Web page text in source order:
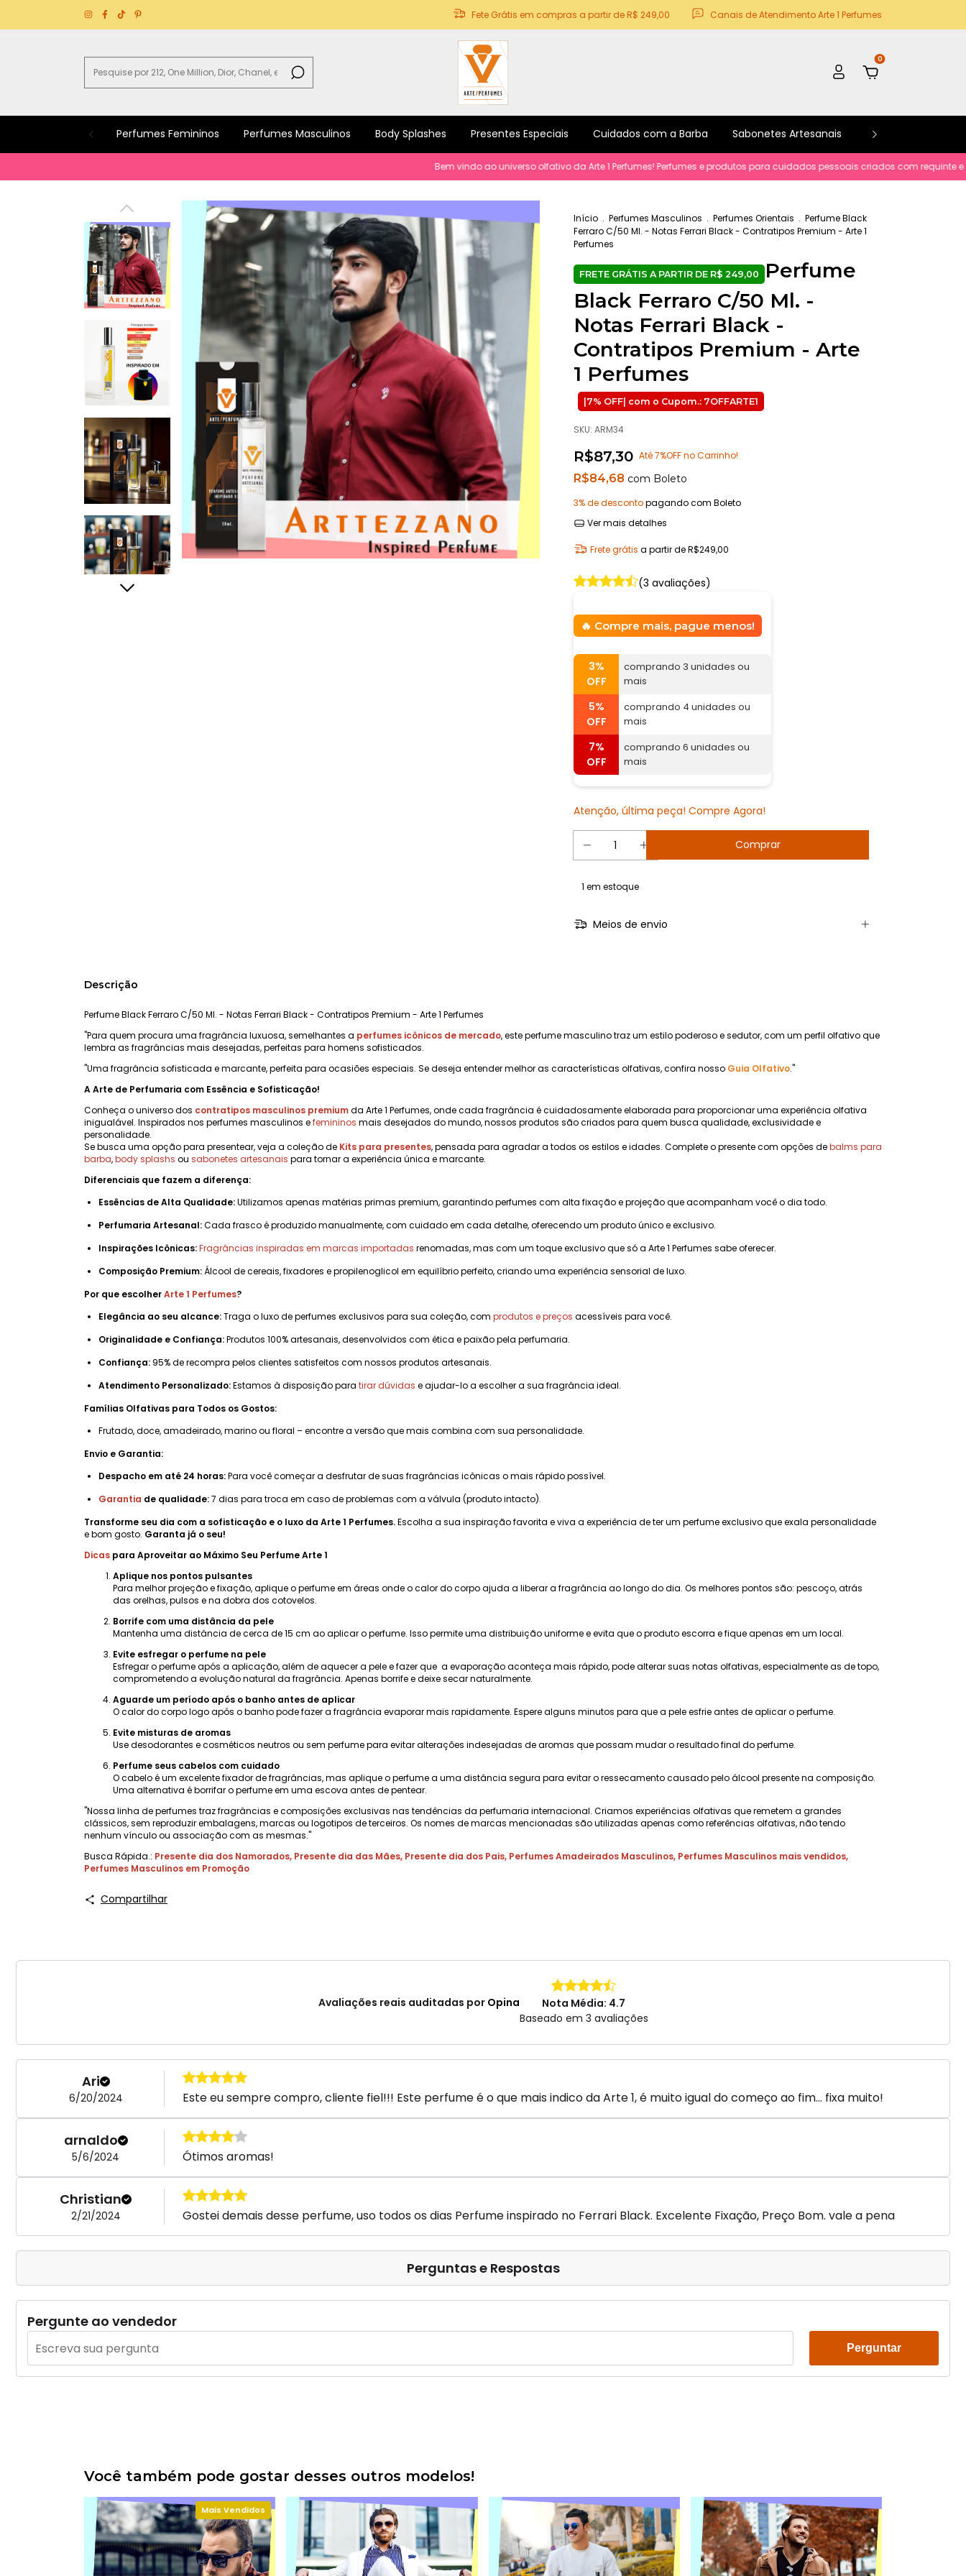
Fete Grátis em compras a partir de R$ 249,00 Canais de Atendimento Arte 1 Perfumes
0
Perfumes Femininos Perfumes Masculinos Body Splashes Presentes Especiais Cuidados com a Barba Sabonetes Artesanais Kits e Promoções
Bem vindo ao universo olfativo da Arte 1 Perfumes! Perfumes e produtos para cuidados pessoais criados com requinte e
Início . Perfumes Masculinos . Perfumes Orientais . Perfume Black
Ferraro C/50 Ml. - Notas Ferrari Black - Contratipos Premium - Arte 1
Perfumes
Perfume
Black Ferraro C/50 Ml. -
Notas Ferrari Black -
Contratipos Premium - Arte
1 Perfumes
SKU: ARM34
R$87,30 Até 7%OFF no Carrinho!
R$84,68 com Boleto
3% de descontopagando com Boleto
Ver mais detalhes
Frete grátis a partir deR$249,00
(3 avaliações)
Compre mais, pague menos!
3%
OFF
comprando 3 unidades ou
mais
5%
OFF
comprando 4 unidades ou
mais
7%
OFF
comprando 6 unidades ou
mais
Atenção, última peça! Compre Agora!
1 em estoque
Meios de envio
Descrição
Perfume Black Ferraro C/50 Ml. - Notas Ferrari Black - Contratipos Premium - Arte 1 Perfumes
"Para quem procura uma fragrância luxuosa, semelhantes a perfumes icônicos de mercado, este perfume masculino traz um estilo poderoso e sedutor, com um perfil olfativo que
lembra as fragrâncias mais desejadas, perfeitas para homens sofisticados.
"Uma fragrância sofisticada e marcante, perfeita para ocasiões especiais. Se deseja entender melhor as características olfativas, confira nosso Guia Olfativo."
A Arte de Perfumaria com Essência e Sofisticação!
Conheça o universo dos contratipos masculinos premiumda Arte 1 Perfumes, onde cada fragrância é cuidadosamente elaborada para proporcionar uma experiência olfativa
inigualável. Inspirados nos perfumes masculinos efemininos mais desejados do mundo, nossos produtos são criados para quem busca qualidade, exclusividade e
personalidade.
Se busca uma opção para presentear, veja a coleção de Kits para presentes, pensada para agradar a todos os estilos e idades. Complete o presente com opções debalms para
barba,body splashs ou sabonetes artesanais para tornar a experiência única e marcante.
Diferenciais que fazem a diferença:
Essências de Alta Qualidade:Utilizamos apenas matérias primas premium, garantindo perfumes com alta fixação e projeção que acompanham você o dia todo.
Perfumaria Artesanal:Cada frasco é produzido manualmente, com cuidado em cada detalhe, oferecendo um produto único e exclusivo.
Inspirações Icônicas:Fragrâncias inspiradas em marcas importadas renomadas, mas com um toque exclusivo que só a Arte 1 Perfumes sabe oferecer.
Composição Premium:Álcool de cereais, fixadores e propilenoglicol em equilíbrio perfeito, criando uma experiência sensorial de luxo.
Por que escolherArte 1 Perfumes?
Elegância ao seu alcance:Traga o luxo de perfumes exclusivos para sua coleção, com produtos e preços acessíveis para você.
Originalidade e Confiança:Produtos 100% artesanais, desenvolvidos com ética e paixão pela perfumaria.
Confiança: 95% de recompra pelos clientes satisfeitos com nossos produtos artesanais.
Atendimento Personalizado:Estamos à disposição para tirar dúvidas e ajudar-lo a escolher a sua fragrância ideal.
Famílias Olfativas para Todos os Gostos:
Frutado, doce, amadeirado, marino ou floral – encontre a versão que mais combina com sua personalidade.
Envio e Garantia:
Despacho em até 24 horas:Para você começar a desfrutar de suas fragrâncias icônicas o mais rápido possível.
Garantia de qualidade:7 dias para troca em caso de problemas com a válvula (produto intacto).
Transforme seu dia com a sofisticação e o luxo da Arte 1 Perfumes.Escolha a sua inspiração favorita e viva a experiência de ter um perfume exclusivo que exala personalidade
e bom gosto. Garanta já o seu!
Dicas para Aproveitar ao Máximo Seu Perfume Arte 1
Aplique nos pontos pulsantes
Para melhor projeção e fixação, aplique o perfume em áreas onde o calor do corpo ajuda a liberar a fragrância ao longo do dia. Os melhores pontos são: pescoço, atrás
das orelhas, pulsos e na dobra dos cotovelos.
Borrife com uma distância da pele
Mantenha uma distância de cerca de 15 cm ao aplicar o perfume. Isso permite uma distribuição uniforme e evita que o produto escorra e fique apenas em um local.
Evite esfregar o perfume na pele
Esfregar o perfume após a aplicação, além de aquecer a pele e fazer que a evaporação aconteça mais rápido, pode alterar suas notas olfativas, especialmente as de topo,
comprometendo a evolução natural da fragrância. Apenas borrife e deixe secar naturalmente.
Aguarde um período após o banho antes de aplicar
O calor do corpo logo após o banho pode fazer a fragrância evaporar mais rapidamente. Espere alguns minutos para que a pele esfrie antes de aplicar o perfume.
Evite misturas ​​de aromas
Use desodorantes e cosméticos neutros ou sem perfume para evitar alterações indesejadas de aromas que possam mudar o resultado final do perfume.
Perfume seus cabelos com cuidado
O cabelo é um excelente fixador de fragrâncias, mas aplique o perfume a uma distância segura para evitar o ressecamento causado pelo álcool presente na composição.
Uma alternativa é borrifar o perfume em uma escova antes de pentear.
"Nossa linha de perfumes traz fragrâncias e composições exclusivas nas tendências da perfumaria internacional. Criamos experiências olfativas que remetem a grandes
clássicos, sem reproduzir embalagens, marcas ou logotipos de terceiros. Os nomes de marcas mencionadas são utilizadas apenas como referências olfativas, não tendo
nenhum vínculo ou associação com as mesmas."
Busca Rápida.: Presente dia dos Namorados, Presente dia das Mães, Presente dia dos Pais, Perfumes Amadeirados Masculinos, Perfumes Masculinos mais vendidos,
Perfumes Masculinos em Promoção
Compartilhar
Avaliações reais auditadas por Opina
Nota Média: 4.7
Baseado em 3 avaliações
Ari
6/20/2024 Este eu sempre compro, cliente fiel!!! Este perfume é o que mais indico da Arte 1, é muito igual do começo ao fim... fixa muito!
arnaldo
5/6/2024 Ótimos aromas!
Christian
2/21/2024 Gostei demais desse perfume, uso todos os dias Perfume inspirado no Ferrari Black. Excelente Fixação, Preço Bom. vale a pena
Perguntas e Respostas
Pergunte ao vendedor
Perguntar
Você também pode gostar desses outros modelos!